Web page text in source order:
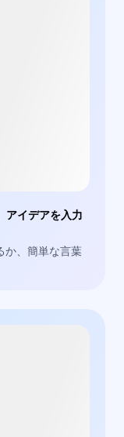
アイデアを入力
か、簡単な言葉